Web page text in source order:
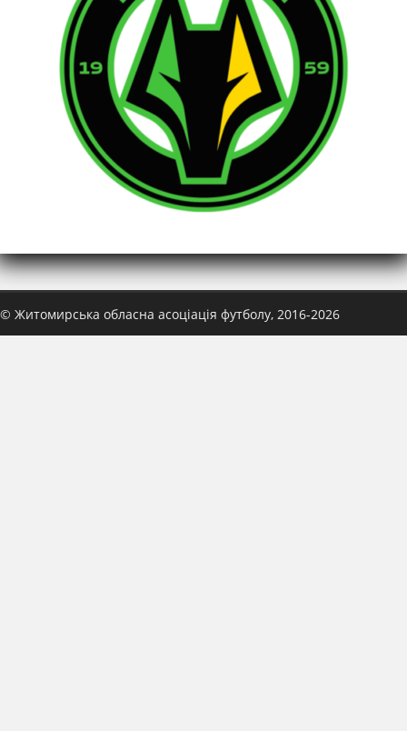
© Житомирська обласна асоціація футболу, 2016-2026